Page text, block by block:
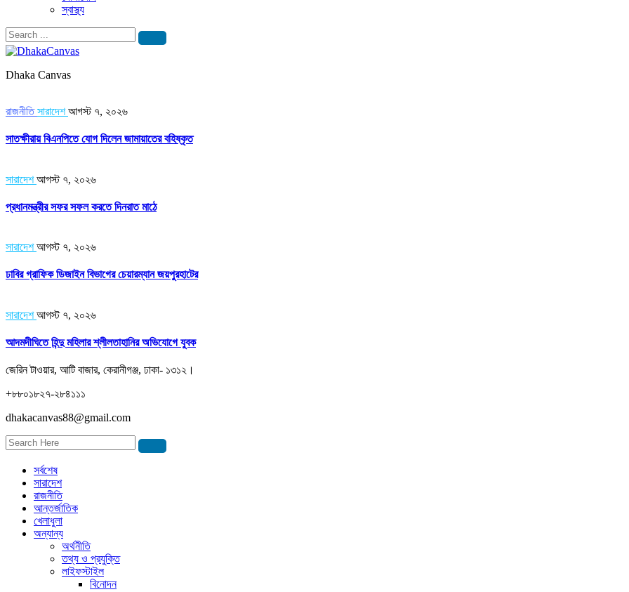
স্বাস্থ্য
Dhaka Canvas
রাজনীতি সারাদেশ আগস্ট ৭, ২০২৬
সাতক্ষীরায় বিএনপিতে যোগ দিলেন জামায়াতের বহিষ্কৃত
সারাদেশ আগস্ট ৭, ২০২৬
প্রধানমন্ত্রীর সফর সফল করতে দিনরাত মাঠে
সারাদেশ আগস্ট ৭, ২০২৬
ঢাবির গ্রাফিক ডিজাইন বিভাগের চেয়ারম্যান জয়পুরহাটের
সারাদেশ আগস্ট ৭, ২০২৬
আদমদীঘিতে হিন্দু মহিলার শ্লীলতাহানির অভিযোগে যুবক
জেরিন টাওয়ার, আটি বাজার, কেরানীগঞ্জ, ঢাকা- ১৩১২।
+৮৮০১৮২৭-২৮৪১১১
dhakacanvas88@gmail.com
সর্বশেষ
সারাদেশ
রাজনীতি
আন্তর্জাতিক
খেলাধুলা
অন্যান্য
অর্থনীতি
তথ্য ও প্রযুক্তি
লাইফস্টাইল
বিনোদন